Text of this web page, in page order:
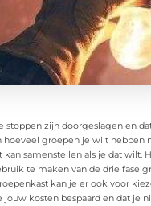
stoppen zijn doorgeslagen en
groepen je wilt hebben
samenstellen als je dat
te maken van de drie fase
kan je er ook voor
kosten bespaard en dat